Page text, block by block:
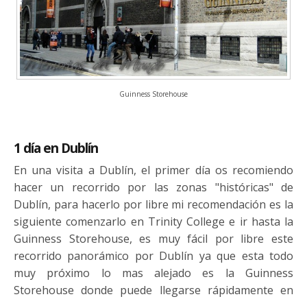
Guinness Storehouse
1 día en Dublín
En una visita a Dublín, el primer día os recomiendo
hacer un recorrido por las zonas "históricas" de
Dublín, para hacerlo por libre mi recomendación es la
siguiente comenzarlo en Trinity College e ir hasta la
Guinness Storehouse, es muy fácil por libre este
recorrido panorámico por Dublín ya que esta todo
muy próximo lo mas alejado es la Guinness
Storehouse donde puede llegarse rápidamente en